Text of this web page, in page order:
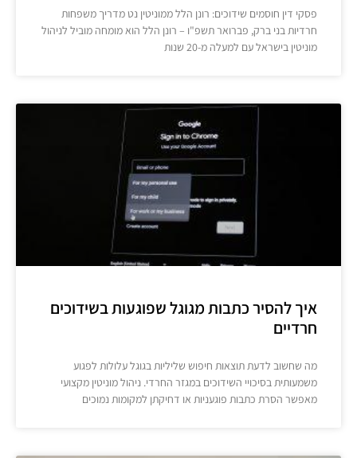
פסקי דין חוסמים שידוכים: רונן הלל ממוניטין נט מדריך משפחות
חרדיות בני ברק, פברואר תשפ"ו – רונן הלל הוא מומחה מוביל לניהול
מוניטין בישראל עם למעלה מ-20 שנות
איך להסיר כתבות מגוגל שפוגעות בשידוכים
חרדיים
מה שחשוב לדעת תוצאות חיפוש שליליות בגוגל עלולות לפגוע
משמעותית בסיכויי השידוכים במגזר החרדי. ניהול מוניטין מקצועי
מאפשר הסרת כתבות פוגעניות או דחיקתן למקומות נמוכים